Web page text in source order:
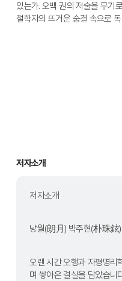
있는가. 오백 권의 저술을 무기
철학자의 뜨거운 숨결 속으로
저자소개
저자소개
낭월(朗月) 박주현(朴珠鉉)
오랜 시간 오행과 자평명
며 쌓아온 결실을 담았습니